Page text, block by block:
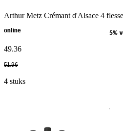
Arthur Metz Crémant d'Alsace 4
online 5%
49.36
51.96
4 stuks